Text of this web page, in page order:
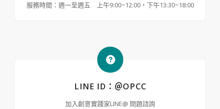
服務時間：週一至週五 上午9:00~12:00，下午13:30~18:00
LINE ID：＠OPCC
加入創意實踐家LINE@ 問題諮詢